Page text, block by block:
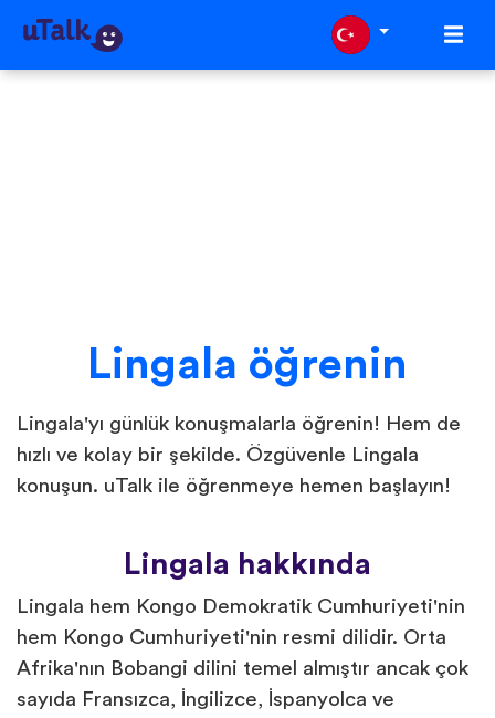
Lingala öğrenin
Lingala'yı günlük konuşmalarla öğrenin! Hem de
hızlı ve kolay bir şekilde. Özgüvenle Lingala
konuşun. uTalk ile öğrenmeye hemen başlayın!
Lingala hakkında
Lingala hem Kongo Demokratik Cumhuriyeti'nin
hem Kongo Cumhuriyeti'nin resmi dilidir. Orta
Afrika'nın Bobangi dilini temel almıştır ancak çok
sayıda Fransızca, İngilizce, İspanyolca ve